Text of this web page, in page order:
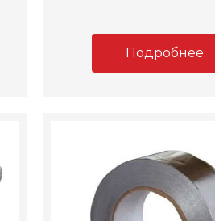
Подробнее